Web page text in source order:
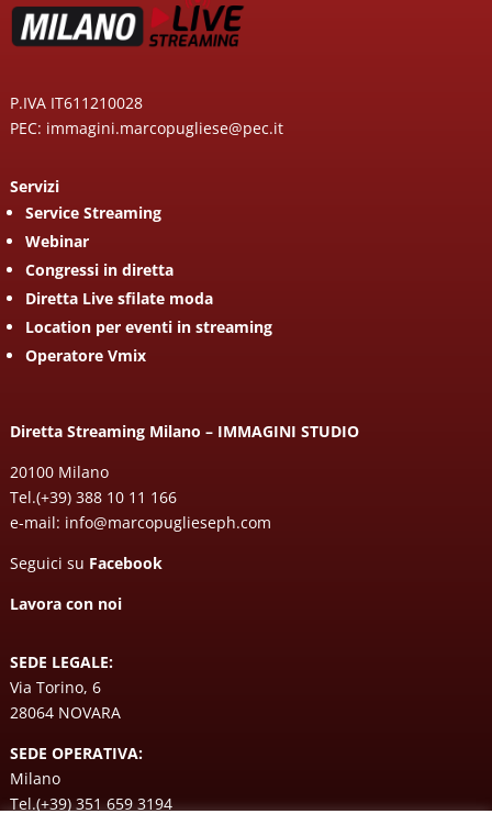
P.IVA IT611210028
PEC: immagini.marcopugliese@pec.it
Servizi
Service Streaming
Webinar
Congressi in diretta
Diretta Live sfilate moda
Location per eventi in streaming
Operatore Vmix
Diretta Streaming Milano – IMMAGINI STUDIO
20100 Milano
Tel.(+39) 388 10 11 166
e-mail: info@marcopuglieseph.com
Seguici su Facebook
Lavora con noi
SEDE LEGALE:
Via Torino, 6
28064 NOVARA
SEDE OPERATIVA:
Milano
Tel.(+39) 351 659 3194